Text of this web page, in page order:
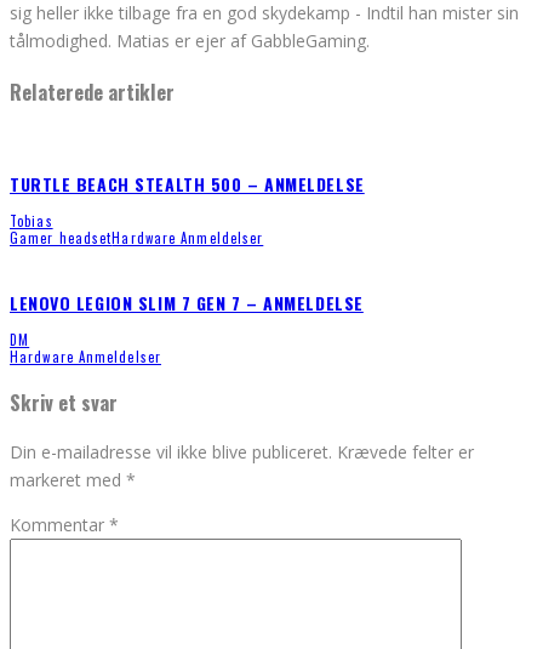
sig heller ikke tilbage fra en god skydekamp - Indtil han mister sin
tålmodighed. Matias er ejer af GabbleGaming.
Relaterede artikler
TURTLE BEACH STEALTH 500 – ANMELDELSE
Tobias
Gamer headsetHardware Anmeldelser
LENOVO LEGION SLIM 7 GEN 7 – ANMELDELSE
DM
Hardware Anmeldelser
Skriv et svar
Din e-mailadresse vil ikke blive publiceret. Krævede felter er
markeret med *
Kommentar *